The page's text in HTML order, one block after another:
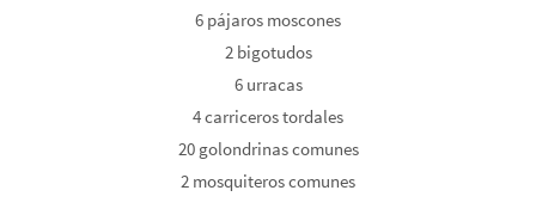
6 pájaros moscones
2 bigotudos
6 urracas
4 carriceros tordales
20 golondrinas comunes
2 mosquiteros comunes